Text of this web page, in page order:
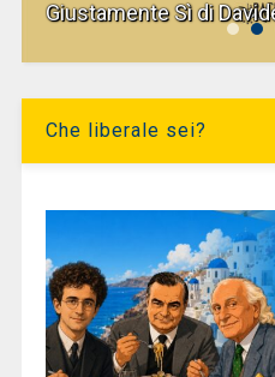
Giustamente Sì di
Che liberale sei?